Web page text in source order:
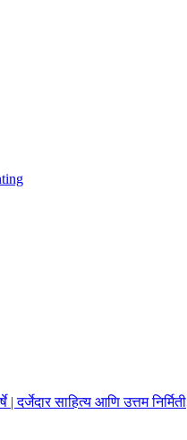
साहित्य आणि उत्तम निर्मिती